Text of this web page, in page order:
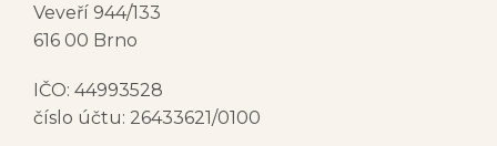
Veveří 944/133
616 00 Brno
IČO: 44993528
číslo účtu: 26433621/0100